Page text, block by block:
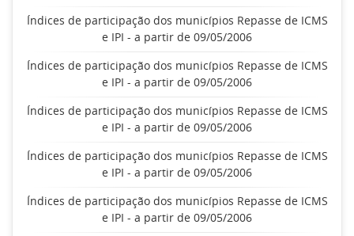
Índices de participação dos municípios Repasse de ICMS
e IPI - a partir de 09/05/2006
Índices de participação dos municípios Repasse de ICMS
e IPI - a partir de 09/05/2006
Índices de participação dos municípios Repasse de ICMS
e IPI - a partir de 09/05/2006
Índices de participação dos municípios Repasse de ICMS
e IPI - a partir de 09/05/2006
Índices de participação dos municípios Repasse de ICMS
e IPI - a partir de 09/05/2006